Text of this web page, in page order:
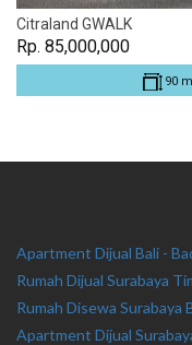
Citraland GWALK
Rp. 85,000,000
90
Apartment Dijual Bali -
Rumah Dijual Surabaya
Rumah Disewa Surabaya
Apartment Dijual